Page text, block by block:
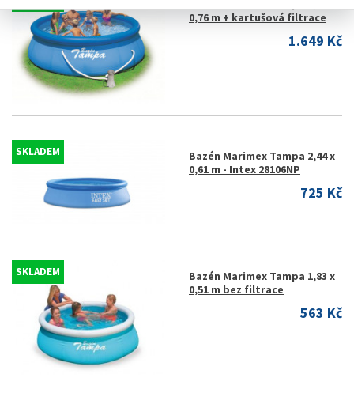
0,76 m + kartušová filtrace
1.649 Kč
SKLADEM
Bazén Marimex Tampa 2,44 x
0,61 m - Intex 28106NP
725 Kč
SKLADEM
Bazén Marimex Tampa 1,83 x
0,51 m bez filtrace
563 Kč